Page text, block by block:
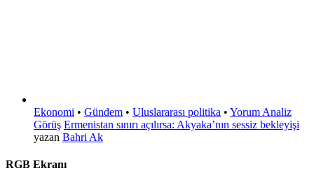
Ekonomi • Gündem • Uluslararası politika • Yorum Analiz
Görüş Ermenistan sınırı açılırsa: Akyaka’nın sessiz bekleyişi
yazan Bahri Ak
RGB Ekranı